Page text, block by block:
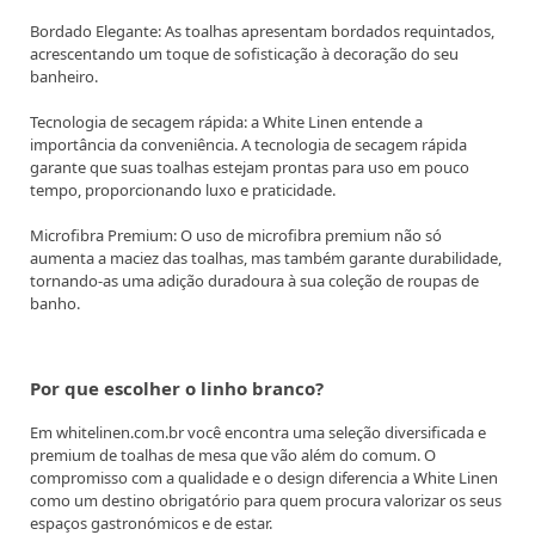
Bordado Elegante: As toalhas apresentam bordados requintados,
acrescentando um toque de sofisticação à decoração do seu
banheiro.
Tecnologia de secagem rápida: a White Linen entende a
importância da conveniência. A tecnologia de secagem rápida
garante que suas toalhas estejam prontas para uso em pouco
tempo, proporcionando luxo e praticidade.
Microfibra Premium: O uso de microfibra premium não só
aumenta a maciez das toalhas, mas também garante durabilidade,
tornando-as uma adição duradoura à sua coleção de roupas de
banho.
Por que escolher o linho branco?
Em whitelinen.com.br você encontra uma seleção diversificada e
premium de toalhas de mesa que vão além do comum. O
compromisso com a qualidade e o design diferencia a White Linen
como um destino obrigatório para quem procura valorizar os seus
espaços gastronómicos e de estar.